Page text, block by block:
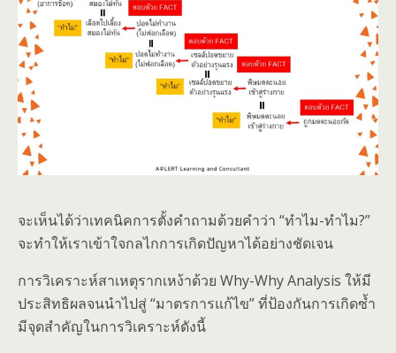
จะเห็นได้ว่าเทคนิคการตั้งคำถามด้วยคำว่า “ทำไม-ทำไม?”
จะทำให้เราเข้าใจกลไกการเกิดปัญหาได้อย่างชัดเจน
การวิเคราะห์สาเหตุรากเหง้าด้วย Why-Why Analysis ให้มี
ประสิทธิผลจนนำไปสู่ “มาตรการแก้ไข” ที่ป้องกันการเกิดซ้ำ
มีจุดสำคัญในการวิเคราะห์ดังนี้